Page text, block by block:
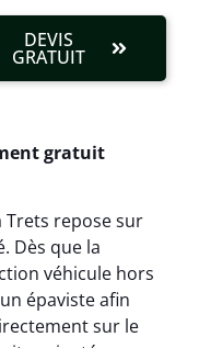
DEVIS
GRATUIT
gratuit
Trets repose sur
Dès que la
véhicule hors
épaviste afin
sur le